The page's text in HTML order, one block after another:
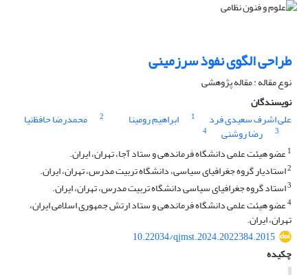
طراحی الگوی نفوذ سرزمینی
نوع مقاله : مقاله پژوهشی
نویسندگان
علی اشرف سعیدی فرد
1 ابراهیم رومینا 2 محمدرضا حافظ‌نیا
3 رضا روشنی
4
1عضو هیئت علمی دانشگاه فرماندهی و ستاد آجا، تهران، ایران.
2استادیار گروه جغرافیای سیاسی، دانشگاه تربیت مدرس، تهران، ایران.
3استاد گروه جغرافیای سیاسی دانشگاه تربیت مدرس، تهران، ایران.
4عضو هیئت علمی دانشگاه فرماندهی و ستاد ارتش جمهوری اسلامی ایران،
تهران، ایران.
10.22034/qjmst.2024.2022384.2015
چکیده